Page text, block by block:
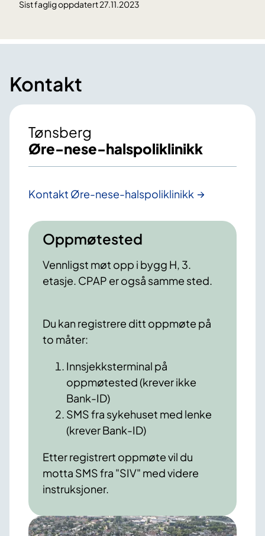
Sist faglig oppdatert 27.11.2023
Kontakt
Tønsberg
Øre-nese-halspoliklinikk
Kontakt Øre-nese-halspoliklinikk
Oppmøtested
Vennligst møt opp i bygg H, 3.
etasje. CPAP er også samme sted.
Du kan registrere ditt oppmøte på
to måter:
Innsjekksterminal på
oppmøtested (krever ikke
Bank-ID)
SMS fra sykehuset med lenke
(krever Bank-ID)
Etter registrert oppmøte vil du
motta SMS fra "SIV" med videre
instruksjoner.